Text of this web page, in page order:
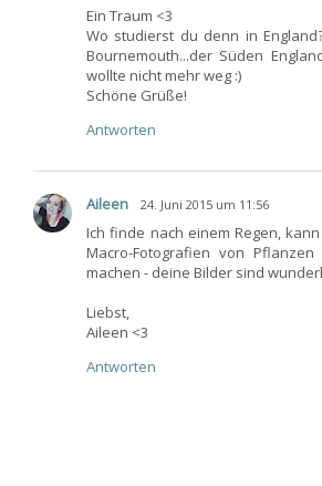
Ein Traum <3
Wo studierst du denn in
Bournemouth...der Süden
wollte nicht mehr weg :)
Schöne Grüße!
Antworten
Aileen 24. Juni 2015 um 11:56
Ich finde nach einem Regen,
Macro-Fotografien von
machen - deine Bilder sind
Liebst,
Aileen <3
Antworten